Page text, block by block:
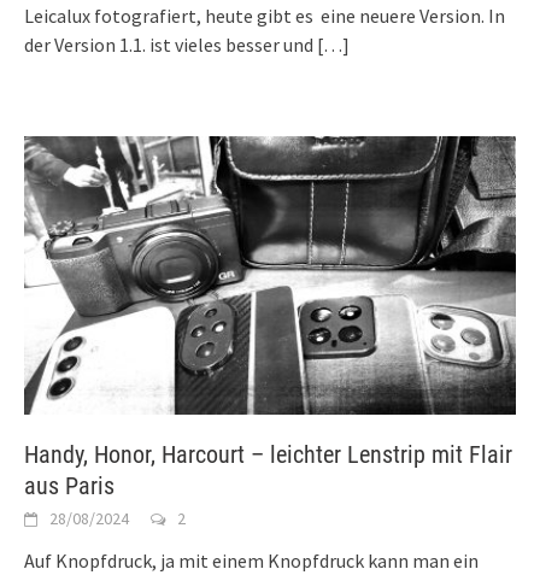
Leicalux fotografiert, heute gibt es eine neuere Version. In
der Version 1.1. ist vieles besser und […]
Handy, Honor, Harcourt – leichter Lenstrip mit Flair
aus Paris
28/08/2024 2
Auf Knopfdruck, ja mit einem Knopfdruck kann man ein